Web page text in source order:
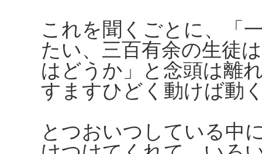
これを聞くごとに、「
たい、三百有余の生徒
はどうか」と念頭は離
すますひどく動けば動
とつおいつしている中